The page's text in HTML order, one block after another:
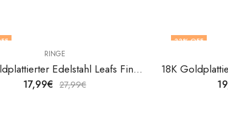
RINGE
18K Goldplattierter Edelstahl Leafs Fingerring von V&F Jewelers
17,99€ 27,99€
33% OFF